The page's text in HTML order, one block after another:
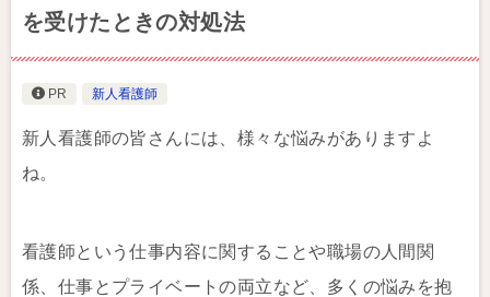
を受けたときの対処法
PR 新人看護師
新人看護師の皆さんには、様々な悩みがありますよ
ね。
看護師という仕事内容に関することや職場の人間関
係、仕事とプライベートの両立など、多くの悩みを抱